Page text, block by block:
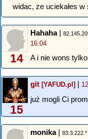
widac, ze uciekałes
14
Hahaha|
16:04
A i nie wons
15
git [YAFUD.pl] |
już mogli Ci
monika| 83.3.222.*